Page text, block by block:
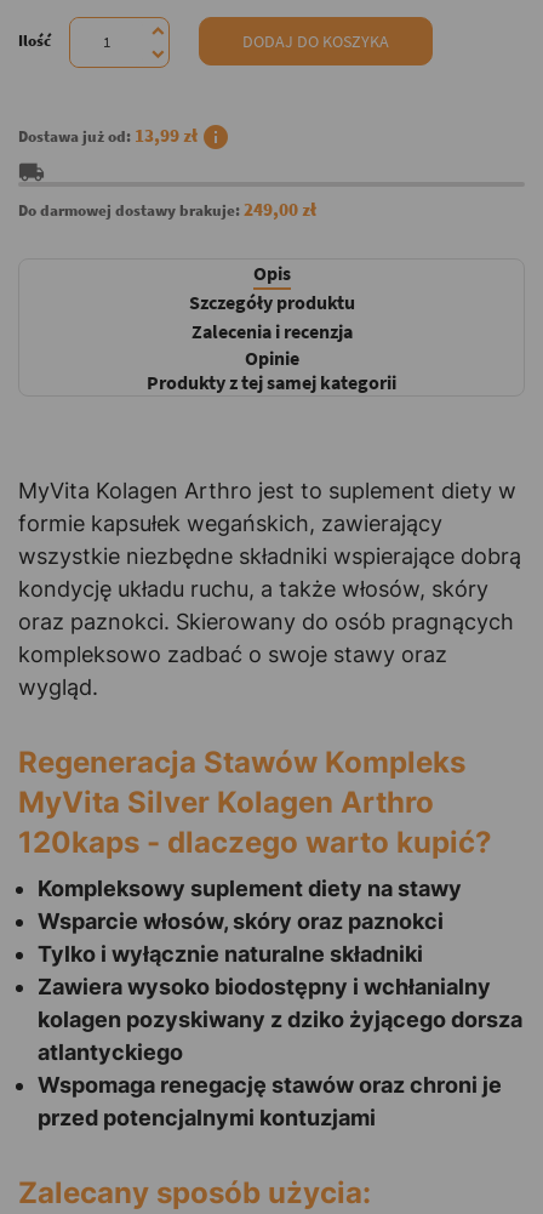
Ilość DODAJ DO KOSZYKA
Dostawa już od: 13,99 zł info
local_shipping
Do darmowej dostawy brakuje:249,00 zł
Opis
Szczegóły produktu
Zalecenia i recenzja
Opinie
Produkty z tej samej kategorii
MyVita Kolagen Arthro jest to suplement diety w
formie kapsułek wegańskich, zawierający
wszystkie niezbędne składniki wspierające dobrą
kondycję układu ruchu, a także włosów, skóry
oraz paznokci. Skierowany do osób pragnących
kompleksowo zadbać o swoje stawy oraz
wygląd.
Regeneracja Stawów Kompleks
MyVita Silver Kolagen Arthro
120kaps - dlaczego warto kupić?
Kompleksowy suplement diety na stawy
Wsparcie włosów, skóry oraz paznokci
Tylko i wyłącznie naturalne składniki
Zawiera wysoko biodostępny i wchłanialny
kolagen pozyskiwany z dziko żyjącego dorsza
atlantyckiego
Wspomaga renegację stawów oraz chroni je
przed potencjalnymi kontuzjami
Zalecany sposób użycia: